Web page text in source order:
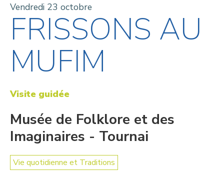
Vendredi 23 octobre
FRISSONS AU
MUFIM
Visite guidée
Musée de Folklore et des
Imaginaires - Tournai
Vie quotidienne et Traditions